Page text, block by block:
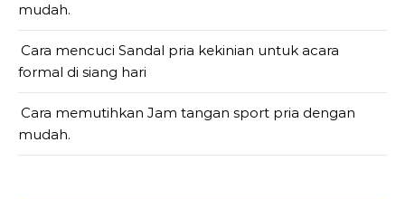
mudah.
Cara mencuci Sandal pria kekinian untuk acara
formal di siang hari
Cara memutihkan Jam tangan sport pria dengan
mudah.